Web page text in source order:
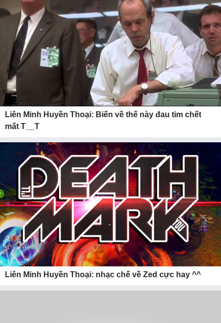
Liên Minh Huyền Thoại: Biến về thế này đau tim chết
mất T__T
Liên Minh Huyền Thoại: nhạc chế về Zed cực hay ^^